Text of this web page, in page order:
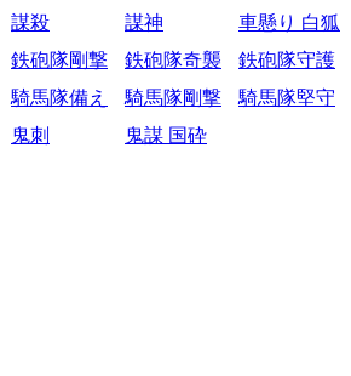
謀殺 謀神 車懸り 白狐
鉄砲隊剛撃 鉄砲隊奇襲 鉄砲隊守護
騎馬隊備え 騎馬隊剛撃 騎馬隊堅守
鬼刺 鬼謀 国砕